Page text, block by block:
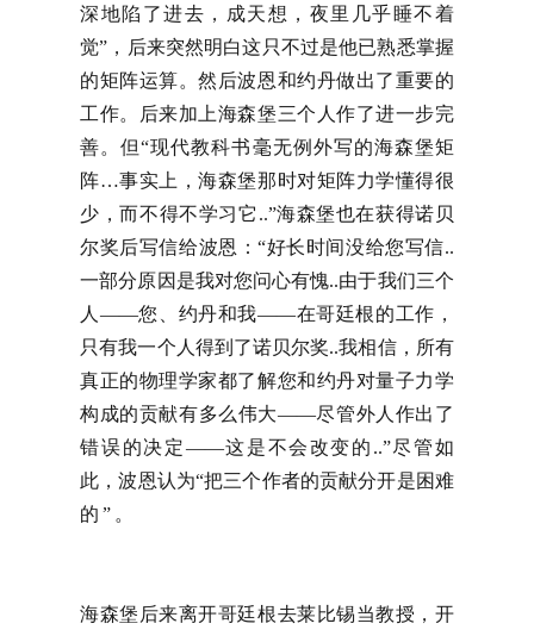
深地陷了进去，成天想，夜里几乎睡不着
觉”，后来突然明白这只不过是他已熟悉掌握
的矩阵运算。然后波恩和约丹做出了重要的
工作。后来加上海森堡三个人作了进一步完
善。但“现代教科书毫无例外写的海森堡矩
阵…事实上，海森堡那时对矩阵力学懂得很
少，而不得不学习它..”海森堡也在获得诺贝
尔奖后写信给波恩：“好长时间没给您写信..
一部分原因是我对您问心有愧..由于我们三个
人——您、约丹和我——在哥廷根的工作，
只有我一个人得到了诺贝尔奖..我相信，所有
真正的物理学家都了解您和约丹对量子力学
构成的贡献有多么伟大——尽管外人作出了
错误的决定——这是不会改变的..”尽管如
此，波恩认为“把三个作者的贡献分开是困难
的”。
海森堡后来离开哥廷根去莱比锡当教授，开